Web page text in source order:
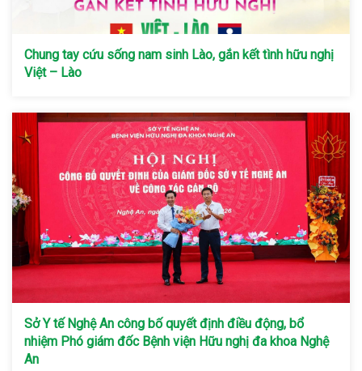
Chung tay cứu sống nam sinh Lào, gắn kết tình hữu nghị
Việt – Lào
Sở Y tế Nghệ An công bố quyết định điều động, bổ
nhiệm Phó giám đốc Bệnh viện Hữu nghị đa khoa Nghệ
An